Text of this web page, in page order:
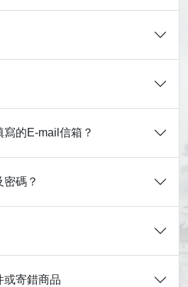
的E-mail信箱？
碼？
或寄錯商品